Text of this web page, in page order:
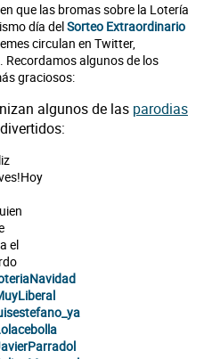
que las bromas sobre la Lotería
día delSorteo Extraordinario
circulan en Twitter,
algunos de los
graciosos:
algunos de las parodias
el